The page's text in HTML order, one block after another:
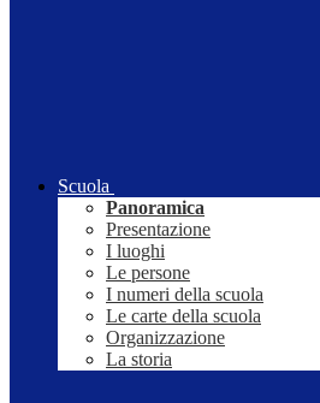
Scuola
Panoramica
Presentazione
I luoghi
Le persone
I numeri della scuola
Le carte della scuola
Organizzazione
La storia